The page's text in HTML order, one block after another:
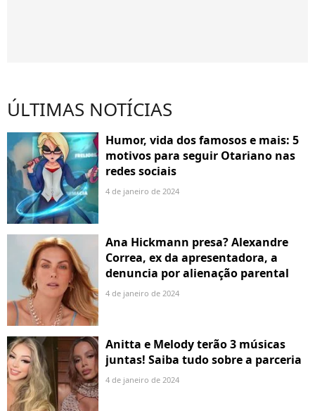
ÚLTIMAS NOTÍCIAS
Humor, vida dos famosos e mais: 5
motivos para seguir Otariano nas
redes sociais
4 de janeiro de 2024
Ana Hickmann presa? Alexandre
Correa, ex da apresentadora, a
denuncia por alienação parental
4 de janeiro de 2024
Anitta e Melody terão 3 músicas
juntas! Saiba tudo sobre a parceria
4 de janeiro de 2024